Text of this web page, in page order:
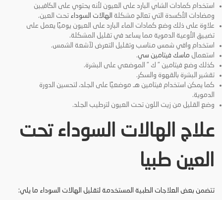
استخدام كمادات الشاي البارد على العيون لأنه يحتوي على الكافيين
ومضادات الأكسدة التي تعالج مشكلة
الهالات السوداء تحت العين.
علاوة على ذلك وضع كمادات الماء البارد على العيون يوميًا يعمل على
تضييق الأوعية الدموية مما يساعد في تقليل المشكلة.
استخدام واقي شمس مناسب وتقليل التعرض لآشعة الشمس.
استعمال ماسك فيتامين سي.
كذلك وضع فيتامين ” ك ” الموضعي على البشرة.
تقشير البشرة بالقهوة والسكر.
كما يمكن استخدام فيتامين هـ موضعيًا على الجلد، لتحسين الدورة
الدموية.
وضع القليل من زيت اللون تحت العيون لترطيب الجلد.
علاج الهالات السوداء تحت
العين طبيا
تتضمن بعض العلاجات الطبية المستخدمة لتقليل الهالات السوداء ما يلي: